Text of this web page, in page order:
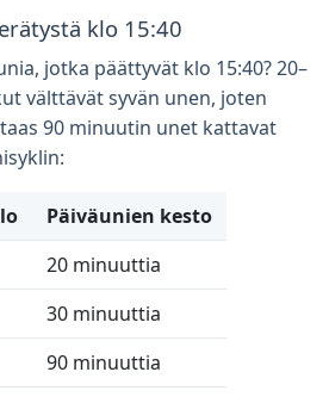
klo 15:40
jotka päättyvät klo 15:40? 20–
välttävät syvän unen, joten
90 minuutin unet kattavat
Päiväunien kesto
20 minuuttia
30 minuuttia
90 minuuttia